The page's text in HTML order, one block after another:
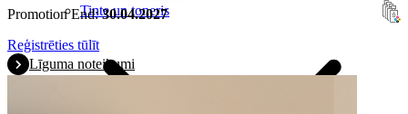
Tinte un toneris
Promotion End:30.04.2027
Reģistrēties tūlīt
Līguma noteikumi